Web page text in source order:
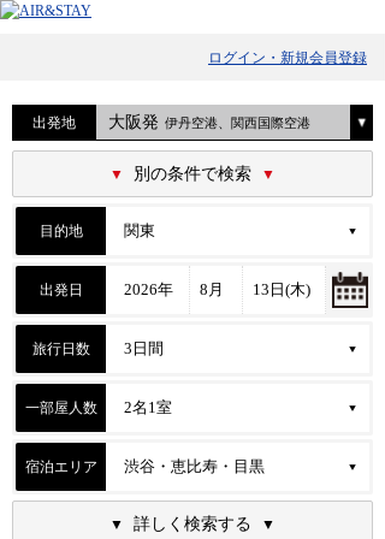
ログイン・新規会員登録
出発地 大阪発 伊丹空港、関西国際空港
別の条件で検索
目的地
出発日
旅行日数
一部屋人数
宿泊エリア
詳しく検索する